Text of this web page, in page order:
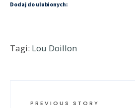
Dodaj do ulubionych:
Tagi: Lou Doillon
PREVIOUS STORY